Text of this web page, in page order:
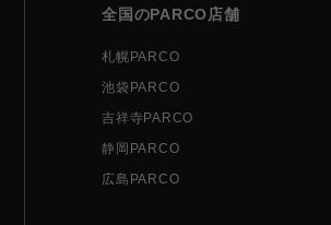
全国のPARCO店舗
札幌PARCO
池袋PARCO
吉祥寺PARCO
静岡PARCO
広島PARCO